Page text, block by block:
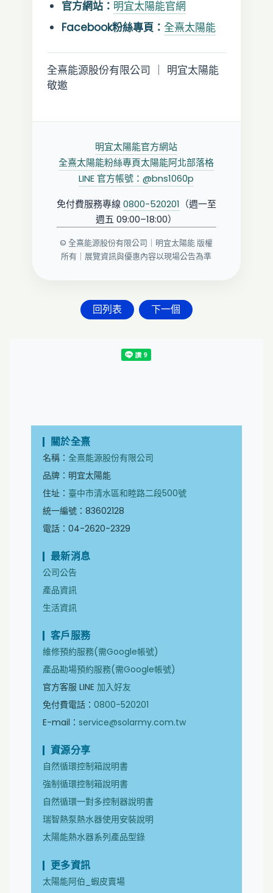
官方網站： 明宜太陽能官網
Facebook粉絲專頁： 全熹太陽能
全熹能源股份有限公司 ｜ 明宜太陽能
敬邀
明宜太陽能官方網站
全熹太陽能粉絲專頁太陽能阿北部落格
LINE 官方帳號：@bns1060p
免付費服務專線 0800-520201 （週一至
週五 09:00–18:00）
© 全熹能源股份有限公司｜明宜太陽能 版權
所有｜展覽資訊與優惠內容以現場公告為準
回列表 下一個
關於全熹
名稱：全熹能源股份有限公司
品牌：明宜太陽能
住址： 臺中市清水區和睦路二段500號
統一編號：83602128
電話：04-2620-2329
最新消息
公司公告
產品資訊
生活資訊
客戶服務
維修預約服務(需Google帳號)
產品勘場預約服務(需Google帳號)
官方客服 LINE加入好友
免付費電話：0800-520201
E-mail：service@solarmy.com.tw
資源分享
自然循環控制箱說明書
強制循環控制箱說明書
自然循環一對多控制器說明書
瑞智熱泵熱水器使用安裝說明
太陽能熱水器系列產品型錄
更多資訊
太陽能阿伯_蝦皮賣場